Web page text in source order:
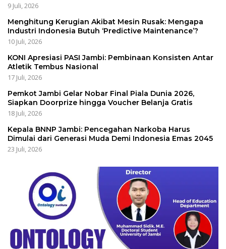
9 Juli, 2026
Menghitung Kerugian Akibat Mesin Rusak: Mengapa
Industri Indonesia Butuh ‘Predictive Maintenance’?
10 Juli, 2026
KONI Apresiasi PASI Jambi: Pembinaan Konsisten Antar
Atletik Tembus Nasional
17 Juli, 2026
Pemkot Jambi Gelar Nobar Final Piala Dunia 2026,
Siapkan Doorprize hingga Voucher Belanja Gratis
18 Juli, 2026
Kepala BNNP Jambi: Pencegahan Narkoba Harus
Dimulai dari Generasi Muda Demi Indonesia Emas 2045
23 Juli, 2026